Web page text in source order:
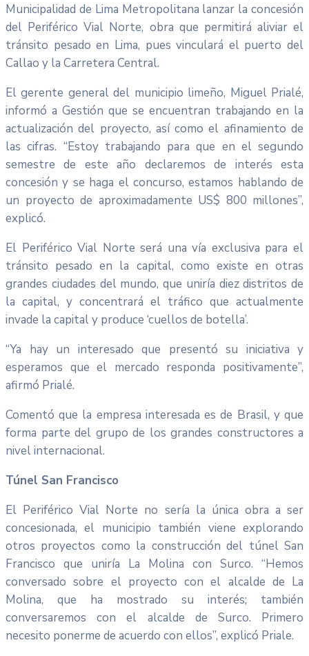
Municipalidad de Lima Metropolitana lanzar la concesión
del Periférico Vial Norte, obra que permitirá aliviar el
tránsito pesado en Lima, pues vinculará el puerto del
Callao y la Carretera Central.
El gerente general del municipio limeño, Miguel Prialé,
informó a Gestión que se encuentran trabajando en la
actualización del proyecto, así como el afinamiento de
las cifras. “Estoy trabajando para que en el segundo
semestre de este año declaremos de interés esta
concesión y se haga el concurso, estamos hablando de
un proyecto de aproximadamente US$ 800 millones”,
explicó.
El Periférico Vial Norte será una vía exclusiva para el
tránsito pesado en la capital, como existe en otras
grandes ciudades del mundo, que uniría diez distritos de
la capital, y concentrará el tráfico que actualmente
invade la capital y produce ‘cuellos de botella’.
“Ya hay un interesado que presentó su iniciativa y
esperamos que el mercado responda positivamente”,
afirmó Prialé.
Comentó que la empresa interesada es de Brasil, y que
forma parte del grupo de los grandes constructores a
nivel internacional.
Túnel San Francisco
El Periférico Vial Norte no sería la única obra a ser
concesionada, el municipio también viene explorando
otros proyectos como la construcción del túnel San
Francisco que uniría La Molina con Surco. “Hemos
conversado sobre el proyecto con el alcalde de La
Molina, que ha mostrado su interés; también
conversaremos con el alcalde de Surco. Primero
necesito ponerme de acuerdo con ellos”, explicó Priale.